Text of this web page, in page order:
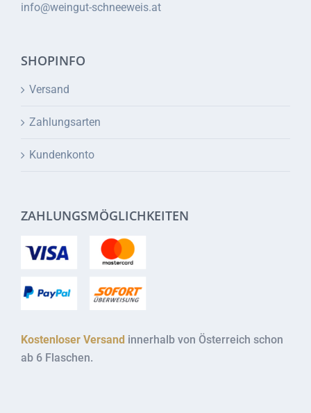
info@weingut-schneeweis.at
SHOPINFO
Versand
Zahlungsarten
Kundenkonto
ZAHLUNGSMÖGLICHKEITEN
Kostenloser Versand innerhalb von Österreich schon
ab 6 Flaschen.